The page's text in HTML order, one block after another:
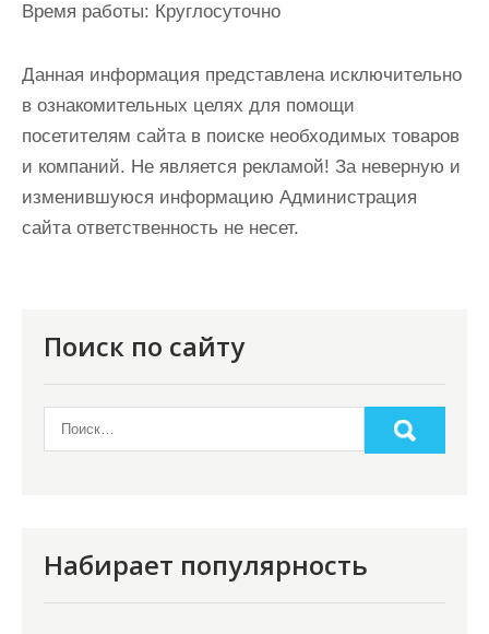
Время работы: Круглосуточно
Данная информация представлена исключительно
в ознакомительных целях для помощи
посетителям сайта в поиске необходимых товаров
и компаний. Не является рекламой! За неверную и
изменившуюся информацию Администрация
сайта ответственность не несет.
Поиск по сайту
Набирает популярность